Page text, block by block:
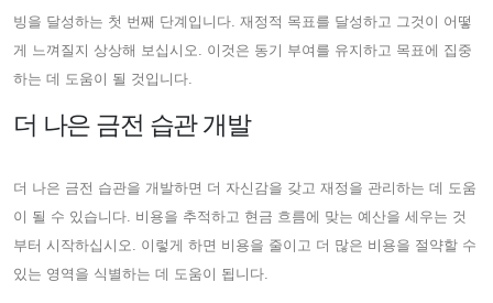
빙을 달성하는 첫 번째 단계입니다. 재정적 목표를 달성하고 그것이 어떻
게 느껴질지 상상해 보십시오. 이것은 동기 부여를 유지하고 목표에 집중
하는 데 도움이 될 것입니다.
더 나은 금전 습관 개발
더 나은 금전 습관을 개발하면 더 자신감을 갖고 재정을 관리하는 데 도움
이 될 수 있습니다. 비용을 추적하고 현금 흐름에 맞는 예산을 세우는 것
부터 시작하십시오. 이렇게 하면 비용을 줄이고 더 많은 비용을 절약할 수
있는 영역을 식별하는 데 도움이 됩니다.